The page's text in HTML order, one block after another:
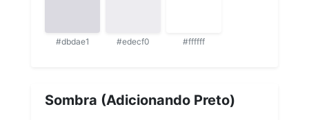
#dbdae1 #edecf0 #ffffff
Sombra (Adicionando Preto)